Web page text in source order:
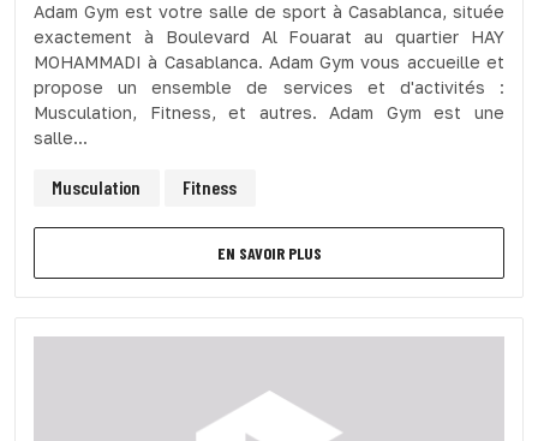
Adam Gym est votre salle de sport à Casablanca, située
exactement à Boulevard Al Fouarat au quartier HAY
MOHAMMADI à Casablanca. Adam Gym vous accueille et
propose un ensemble de services et d'activités :
Musculation, Fitness, et autres. Adam Gym est une
salle...
Musculation Fitness
EN SAVOIR PLUS